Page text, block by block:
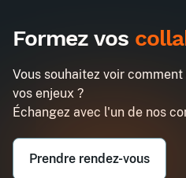
Responsable QSSE
Email professionnel*
Téléphone professionnel*
Formez vos
Vous souhaitez voir
vos enjeux ?
Échangez avec l'un de nos
Prendre rendez-vous